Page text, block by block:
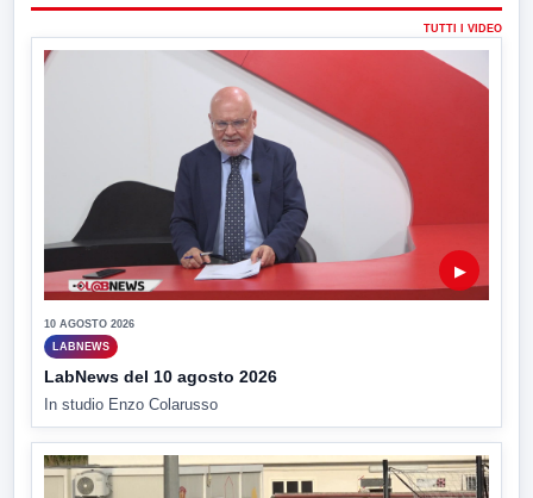
TUTTI I VIDEO
▶
10 AGOSTO 2026
LABNEWS
LabNews del 10 agosto 2026
In studio Enzo Colarusso